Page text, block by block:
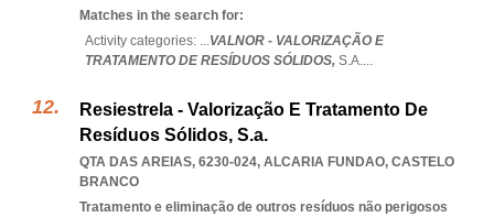
Matches in the search for:
Activity categories: ...VALNOR - VALORIZAÇÃO E
TRATAMENTO DE RESÍDUOS SÓLIDOS, S.A....
Resiestrela - Valorização E Tratamento De
Resíduos Sólidos, S.a.
QTA DAS AREIAS, 6230-024, ALCARIA FUNDAO, CASTELO
BRANCO
Tratamento e eliminação de outros resíduos não perigosos